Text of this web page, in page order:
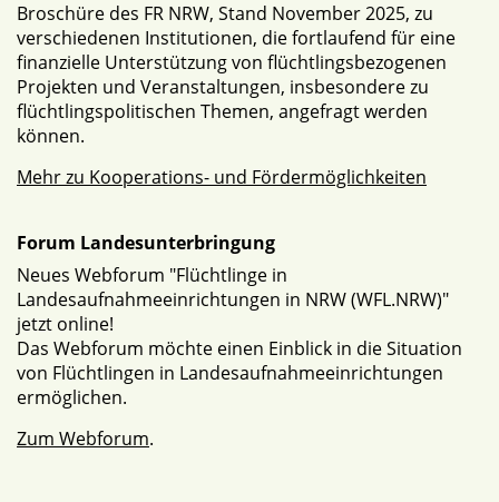
Broschüre des FR NRW, Stand November 2025, zu
verschiedenen Institutionen, die fortlaufend für eine
finanzielle Unterstützung von flüchtlingsbezogenen
Projekten und Veranstaltungen, insbesondere zu
flüchtlingspolitischen Themen, angefragt werden
können.
Mehr zu Kooperations- und Fördermöglichkeiten
Forum Landesunterbringung
Neues Webforum "Flüchtlinge in
Landesaufnahmeeinrichtungen in NRW (WFL.NRW)"
jetzt online!
Das Webforum möchte einen Einblick in die Situation
von Flüchtlingen in Landesaufnahmeeinrichtungen
ermöglichen.
Zum Webforum.